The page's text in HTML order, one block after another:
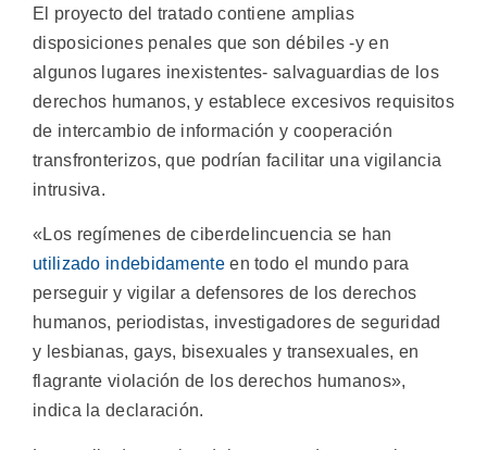
El proyecto del tratado contiene amplias
disposiciones penales que son débiles -y en
algunos lugares inexistentes- salvaguardias de los
derechos humanos, y establece excesivos requisitos
de intercambio de información y cooperación
transfronterizos, que podrían facilitar una vigilancia
intrusiva.
«Los regímenes de ciberdelincuencia se han
utilizado indebidamenteen todo el mundo para
perseguir y vigilar a defensores de los derechos
humanos, periodistas, investigadores de seguridad
y lesbianas, gays, bisexuales y transexuales, en
flagrante violación de los derechos humanos»,
indica la declaración.